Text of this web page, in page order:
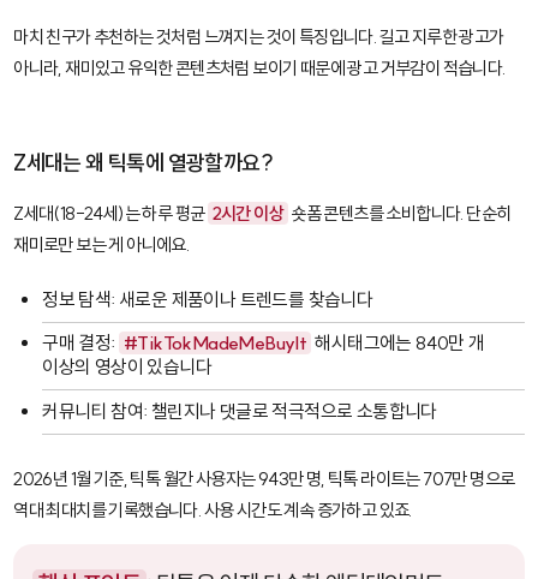
마치 친구가 추천하는 것처럼 느껴지는 것이 특징입니다. 길고 지루한 광고가
아니라, 재미있고 유익한 콘텐츠처럼 보이기 때문에 광고 거부감이 적습니다.
Z세대는 왜 틱톡에 열광할까요?
Z세대(18-24세)는 하루 평균 2시간 이상 숏폼 콘텐츠를 소비합니다. 단순히
재미로만 보는 게 아니에요.
정보 탐색: 새로운 제품이나 트렌드를 찾습니다
구매 결정: #TikTokMadeMeBuyIt 해시태그에는 840만 개
이상의 영상이 있습니다
커뮤니티 참여: 챌린지나 댓글로 적극적으로 소통합니다
2026년 1월 기준, 틱톡 월간 사용자는 943만 명, 틱톡 라이트는 707만 명으로
역대 최대치를 기록했습니다. 사용 시간도 계속 증가하고 있죠.